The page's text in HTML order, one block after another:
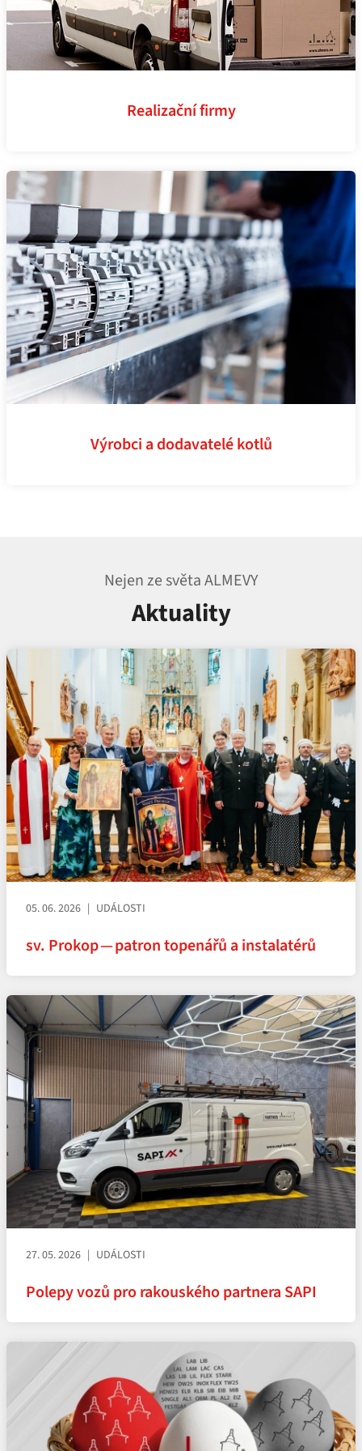
Realizační firmy
Výrobci a dodavatelé kotlů
Nejen ze světa ALMEVY
Aktuality
05. 06. 2026 UDÁLOSTI
sv. Prokop — patron topenářů a instalatérů
27. 05. 2026 UDÁLOSTI
Polepy vozů pro rakouského partnera SAPI